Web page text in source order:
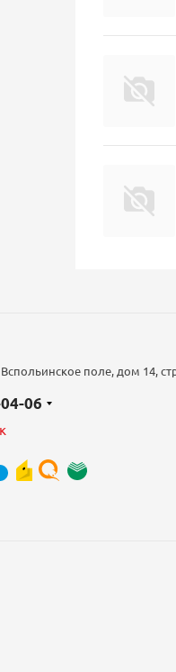
поле, дом 14,
06